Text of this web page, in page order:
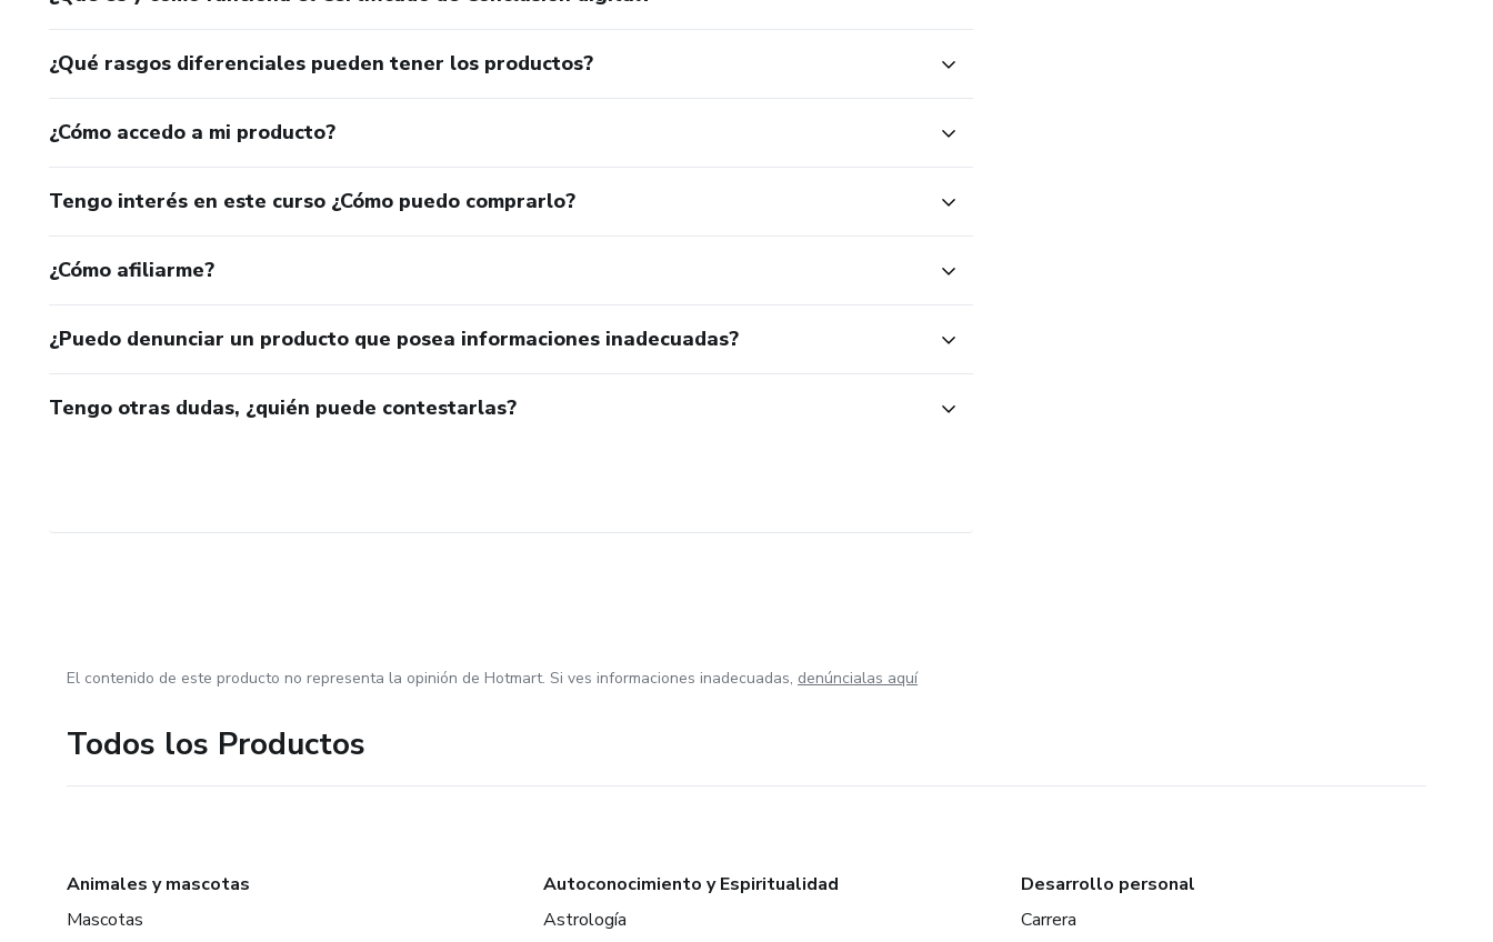
¿Qué rasgos diferenciales pueden tener los productos?
¿Cómo accedo a mi producto?
Tengo interés en este curso ¿Cómo puedo comprarlo?
¿Cómo afiliarme?
¿Puedo denunciar un producto que posea informaciones inadecuadas?
Tengo otras dudas, ¿quién puede contestarlas?
El contenido de este producto no representa la opinión de Hotmart. Si ves informaciones inadecuadas, denúncialas aquí
Todos los Productos
Animales y mascotas
Mascotas
Autoconocimiento y Espiritualidad
Astrología
Desarrollo personal
Carrera